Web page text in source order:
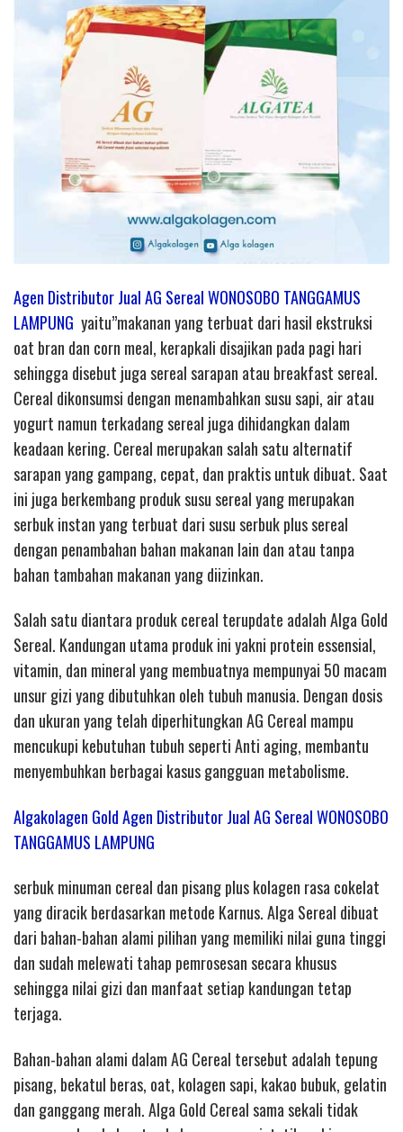
Agen Distributor Jual AG Sereal WONOSOBO TANGGAMUS
LAMPUNG yaitu”makanan yang terbuat dari hasil ekstruksi
oat bran dan corn meal, kerapkali disajikan pada pagi hari
sehingga disebut juga sereal sarapan atau breakfast sereal.
Cereal dikonsumsi dengan menambahkan susu sapi, air atau
yogurt namun terkadang sereal juga dihidangkan dalam
keadaan kering. Cereal merupakan salah satu alternatif
sarapan yang gampang, cepat, dan praktis untuk dibuat. Saat
ini juga berkembang produk susu sereal yang merupakan
serbuk instan yang terbuat dari susu serbuk plus sereal
dengan penambahan bahan makanan lain dan atau tanpa
bahan tambahan makanan yang diizinkan.
Salah satu diantara produk cereal terupdate adalah Alga Gold
Sereal. Kandungan utama produk ini yakni protein essensial,
vitamin, dan mineral yang membuatnya mempunyai 50 macam
unsur gizi yang dibutuhkan oleh tubuh manusia. Dengan dosis
dan ukuran yang telah diperhitungkan AG Cereal mampu
mencukupi kebutuhan tubuh seperti Anti aging, membantu
menyembuhkan berbagai kasus gangguan metabolisme.
Algakolagen Gold Agen Distributor Jual AG Sereal WONOSOBO
TANGGAMUS LAMPUNG
serbuk minuman cereal dan pisang plus kolagen rasa cokelat
yang diracik berdasarkan metode Karnus. Alga Sereal dibuat
dari bahan-bahan alami pilihan yang memiliki nilai guna tinggi
dan sudah melewati tahap pemrosesan secara khusus
sehingga nilai gizi dan manfaat setiap kandungan tetap
terjaga.
Bahan-bahan alami dalam AG Cereal tersebut adalah tepung
pisang, bekatul beras, oat, kolagen sapi, kakao bubuk, gelatin
dan ganggang merah. Alga Gold Cereal sama sekali tidak